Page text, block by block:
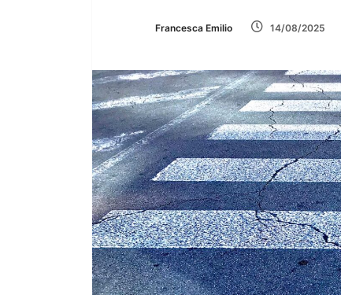
Francesca Emilio 14/08/2025